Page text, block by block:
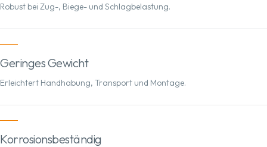
Robust bei Zug-, Biege- und Schlagbelastung.
Geringes Gewicht
Erleichtert Handhabung, Transport und Montage.
Korrosionsbeständig